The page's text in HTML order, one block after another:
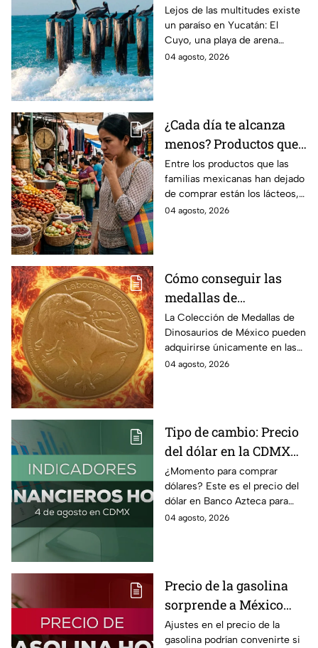
escondido en la Costa
Esmeralda de Yucatán
y es ideal para las
vacaciones de verano
Lejos de las multitudes existe
un paraíso en Yucatán: El
Cuyo, una playa de arena
blanca en la Costa Esmeralda
04 agosto, 2026
¿Cada día te alcanza
menos? Productos que
la gente deja de
comprar para cubrir la
canasta básica en
México, según Anpec
Entre los productos que las
familias mexicanas han dejado
de comprar están los lácteos,
comida enlatada, pan de caja,
04 agosto, 2026
Cómo conseguir las
medallas de
Dinosaurios de México
La Colección de Medallas de
Dinosaurios de México pueden
adquirirse únicamente en las
tiendas físicas de la Casa de la
04 agosto, 2026
Tipo de cambio: Precio
del dólar en la CDMX
hoy 4 de agosto 2026
¿Momento para comprar
dólares? Este es el precio del
dólar en Banco Azteca para
hoy martes 4 de agosto 2026:
04 agosto, 2026
Precio de la gasolina
sorprende a México
hoy: ¿en cuánto quedó?
Ajustes en el precio de la
gasolina podrían convenirte si